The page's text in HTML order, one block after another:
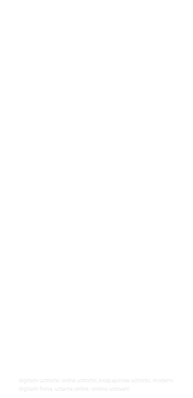
digitalni uctnictvi, online uctnictvi, bezpapirove uctnictvi, moderni
digitalni firma, uctarna online, ontime uctovani